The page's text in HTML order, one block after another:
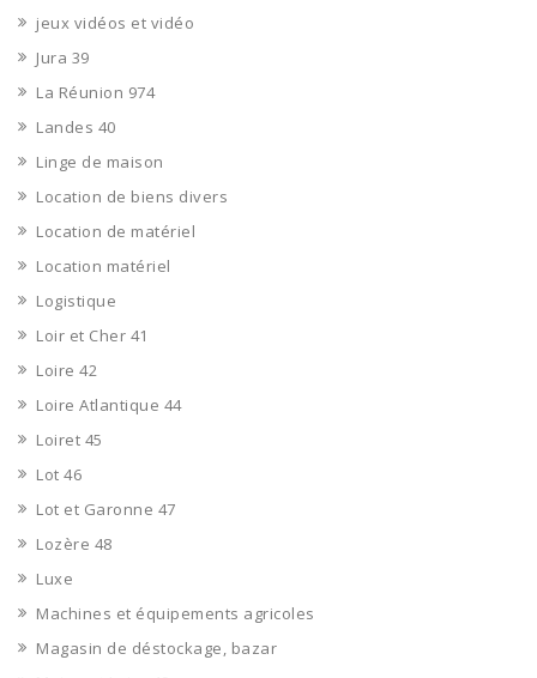
jeux vidéos et vidéo
Jura 39
La Réunion 974
Landes 40
Linge de maison
Location de biens divers
Location de matériel
Location matériel
Logistique
Loir et Cher 41
Loire 42
Loire Atlantique 44
Loiret 45
Lot 46
Lot et Garonne 47
Lozère 48
Luxe
Machines et équipements agricoles
Magasin de déstockage, bazar